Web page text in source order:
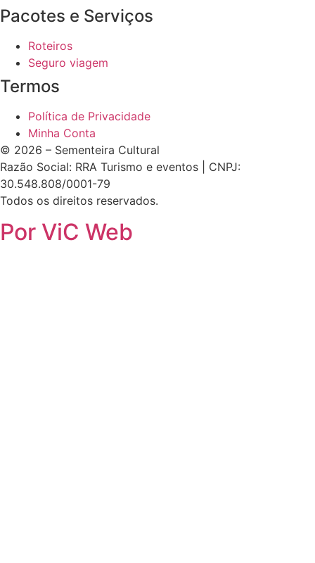
Pacotes e Serviços
Roteiros
Seguro viagem
Termos
Política de Privacidade
Minha Conta
© 2026 – Sementeira Cultural
Razão Social: RRA Turismo e eventos | CNPJ:
30.548.808/0001-79
Todos os direitos reservados.
Por ViC Web